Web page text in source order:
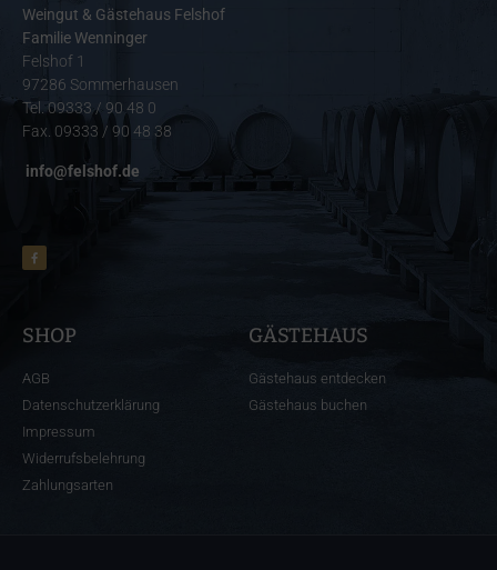
Weingut & Gästehaus Felshof
Familie Wenninger
Felshof 1
97286 Sommerhausen
Tel. 09333 / 90 48 0
Fax. 09333 / 90 48 38
info@felshof.de
SHOP
AGB
Datenschutzerklärung
Impressum
Widerrufsbelehrung
Zahlungsarten
GÄSTEHAUS
Gästehaus entdecken
Gästehaus buchen